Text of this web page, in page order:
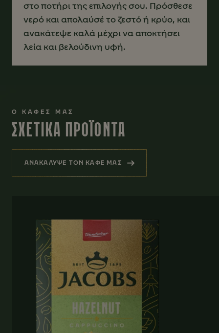
στο ποτήρι της επιλογής σου. Πρόσθεσε
νερό και απολαύσέ το ζεστό ή κρύο, και
ανακάτεψε καλά μέχρι να αποκτήσει
λεία και βελούδινη υφή.
Ο ΚΑΦΕΣ ΜΑΣ
ΣΧΕΤΙΚΑ ΠΡΟΪΟΝΤΑ
ΑΝΑΚΑΛΥΨΕ ΤΟΝ ΚΑΦΕ ΜΑΣ
(ΣΧΕΤΙΚΑ ΠΡΟΪΟΝΤΑ)